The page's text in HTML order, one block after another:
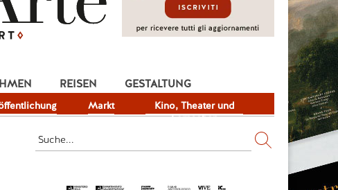
Markt
Kino, Theater und
Fernsehen
REISEN
GESTALTUNG